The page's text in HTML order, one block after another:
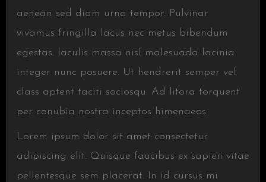
aenean sed diam urna tempor. Pulvinar
vivamus fringilla lacus nec metus bibendum
egestas. Iaculis massa nisl malesuada lacinia
integer nunc posuere. Ut hendrerit semper vel
class aptent taciti sociosqu. Ad litora torquent
per conubia nostra inceptos himenaeos.
Lorem ipsum dolor sit amet consectetur
adipiscing elit. Quisque faucibus ex sapien vitae
pellentesque sem placerat. In id cursus mi